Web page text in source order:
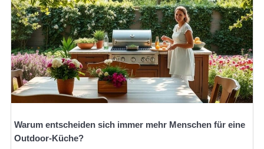
Warum entscheiden sich immer mehr Menschen für eine
Outdoor-Küche?